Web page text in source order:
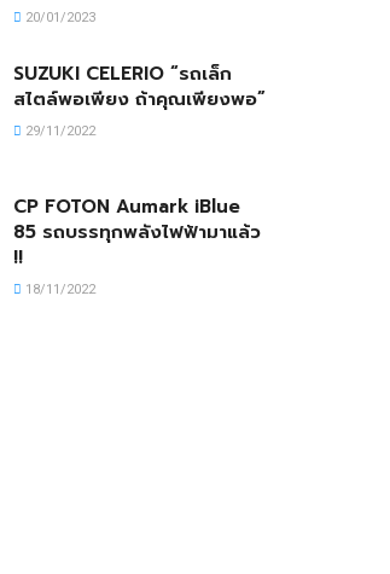
20/01/2023
SUZUKI CELERIO “รถเล็ก
สไตล์พอเพียง ถ้าคุณเพียงพอ”
29/11/2022
CP FOTON Aumark iBlue
85 รถบรรทุกพลังไฟฟ้ามาแล้ว
!!
18/11/2022